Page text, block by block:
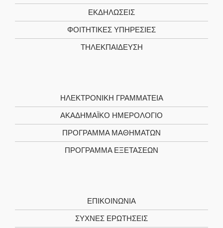
ΕΚΔΗΛΩΣΕΙΣ
ΦΟΙΤΗΤΙΚΈΣ ΥΠΗΡΕΣΊΕΣ
ΤΗΛΕΚΠΑΊΔΕΥΣΗ
ΗΛΕΚΤΡΟΝΙΚΉ ΓΡΑΜΜΑΤΕΊΑ
ΑΚΑΔΗΜΑΪΚΌ ΗΜΕΡΟΛΌΓΙΟ
ΠΡΌΓΡΑΜΜΑ ΜΑΘΗΜΆΤΩΝ
ΠΡΌΓΡΑΜΜΑ ΕΞΕΤΆΣΕΩΝ
ΕΠΙΚΟΙΝΩΝΊΑ
ΣΥΧΝΕΣ ΕΡΩΤΗΣΕΙΣ